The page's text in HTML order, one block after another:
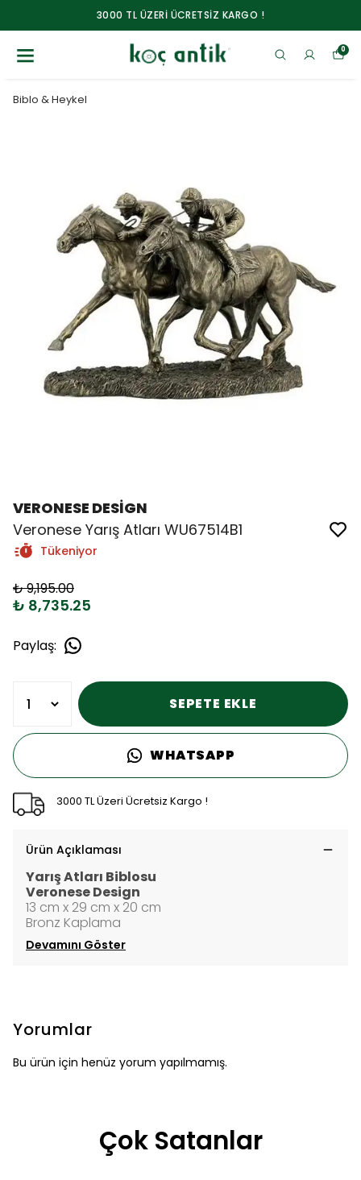
3000 TL ÜZERİ ÜCRETSİZ KARGO !
0
Biblo & Heykel
VERONESE DESİGN
Veronese Yarış Atları WU67514B1
Tükeniyor
₺ 9,195.00
₺ 8,735.25
Paylaş:
SEPETE EKLE
WHATSAPP
3000 TL Üzeri Ücretsiz Kargo !
Ürün Açıklaması
Yarış Atları Biblosu
Veronese Design
13 cm x 29 cm x 20 cm
Bronz Kaplama
Devamını Göster
Yorumlar
Bu ürün için henüz yorum yapılmamış.
Çok Satanlar